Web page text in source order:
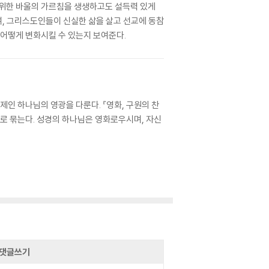
한 바울의 가르침을 생생하고도 설득력 있게
그리스도인들이 신실한 삶을 살고 선교에 동참
떻게 변화시킬 수 있는지 보여준다.
하나님의 영광을 다룬다. 『영화, 구원의 찬
묶는다. 성경의 하나님은 영화로우시며, 자신
댓글쓰기